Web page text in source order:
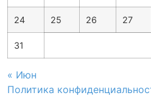
24 25 26 27
31
« Июн
Политика